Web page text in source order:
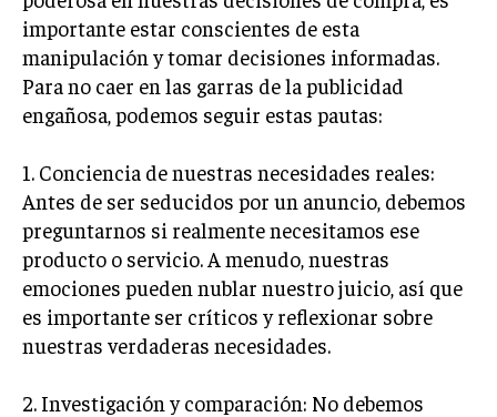
MARKETING DE INFLUENCERS
E-COMMERCE
E-COMMERCE Y COMERCIO ELECTRÓNICO
PRECIOS
GESTIÓN DE CRISIS EMPRESARIALES
EMPRESAS Y STARTUPS TECNOLÓGICAS
GESTIÓN DE LA EXPERIENCIA DEL CLIENTE
MÁS
GESTIÓN DE PROYECTOS
importante estar conscientes de esta
manipulación y tomar decisiones informadas.
Para no caer en las garras de la publicidad
engañosa, podemos seguir estas pautas:
1. Conciencia de nuestras necesidades reales:
Antes de ser seducidos por un anuncio, debemos
preguntarnos si realmente necesitamos ese
producto o servicio. A menudo, nuestras
emociones pueden nublar nuestro juicio, así que
es importante ser críticos y reflexionar sobre
nuestras verdaderas necesidades.
2. Investigación y comparación: No debemos